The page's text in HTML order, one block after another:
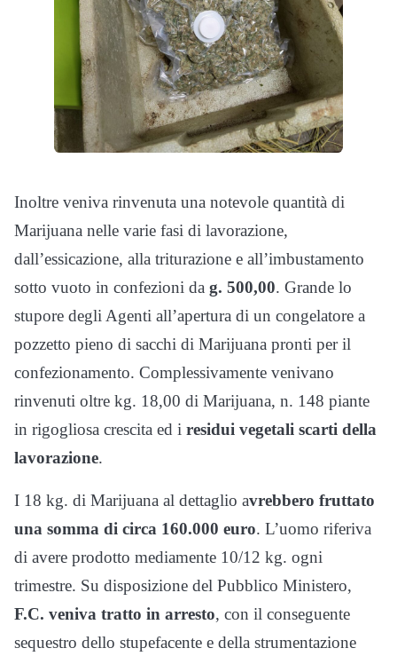
Inoltre veniva rinvenuta una notevole quantità di
Marijuana nelle varie fasi di lavorazione,
dall’essicazione, alla triturazione e all’imbustamento
sotto vuoto in confezioni da g. 500,00. Grande lo
stupore degli Agenti all’apertura di un congelatore a
pozzetto pieno di sacchi di Marijuana pronti per il
confezionamento. Complessivamente venivano
rinvenuti oltre kg. 18,00 di Marijuana, n. 148 piante
in rigogliosa crescita ed i residui vegetali scarti della
lavorazione.
I 18 kg. di Marijuana al dettaglio avrebbero fruttato
una somma di circa 160.000 euro. L’uomo riferiva
di avere prodotto mediamente 10/12 kg. ogni
trimestre. Su disposizione del Pubblico Ministero,
F.C. veniva tratto in arresto, con il conseguente
sequestro dello stupefacente e della strumentazione